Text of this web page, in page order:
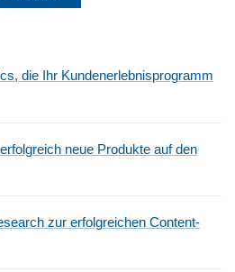
die Ihr Kundenerlebnisprogramm
neue Produkte auf den
zur erfolgreichen Content-